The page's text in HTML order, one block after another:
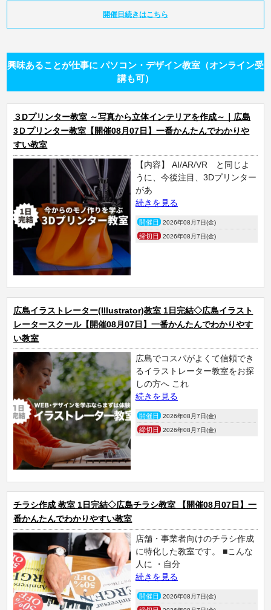
開催日続きはこちら
興味あることが仕事に パソコン・デザイン教室（オンライン受
講も可）
３Dプリンター教室 ～写真から立体インテリアを作成～｜広島
3Ｄプリンター教室【開催08月07日】一番かんたんでわかりや
すい教室
【内容】 AI/AR/VR と同じよ
うに、今後注目、3Dプリンター
があ
続きを見る
開催日 2026年08月7日(金)
締切日 2026年08月7日(金)
広島イラストレーター(Illustrator)教室 1日完結◇広島イラスト
レータースクール【開催08月07日】一番かんたんでわかりやす
い教室
広島でコスパがよくて信頼でき
るイラストレーター教室をお探
しの方へ これ
続きを見る
開催日 2026年08月7日(金)
締切日 2026年08月7日(金)
チラシ作成 教室 1日完結◇広島チラシ教室 【開催08月07日】一
番かんたんでわかりやすい教室
店舗・事業者向けのチラシ作成
に特化した教室です。 ■こんな
人に ・自分
続きを見る
開催日 2026年08月7日(金)